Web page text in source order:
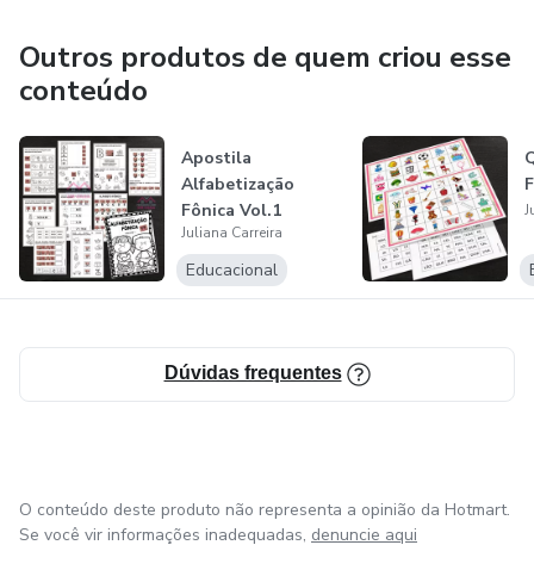
Outros produtos de quem criou esse
conteúdo
Apostila
Alfabetização
Fônica Vol.1
Juliana Carreira
Educacional
Dúvidas frequentes
O conteúdo deste produto não representa a opinião da Hotmart.
Se você vir informações inadequadas, denuncie aqui